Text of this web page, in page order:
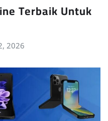
Terbaik Untuk
2026